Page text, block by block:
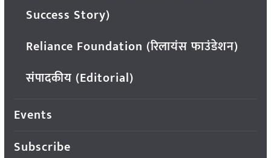
Success Story)
Reliance Foundation (रिलायंस फाउंडेशन)
संपादकीय (Editorial)
Events
Subscribe